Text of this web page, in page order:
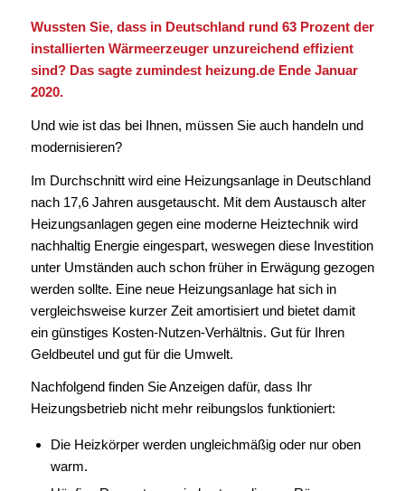
Wussten Sie, dass in Deutschland rund 63 Prozent der
installierten Wärmeerzeuger unzureichend effizient
sind? Das sagte zumindest heizung.de Ende Januar
2020.
Und wie ist das bei Ihnen, müssen Sie auch handeln und
modernisieren?
Im Durchschnitt wird eine Heizungsanlage in Deutschland
nach 17,6 Jahren ausgetauscht. Mit dem Austausch alter
Heizungsanlagen gegen eine moderne Heiztechnik wird
nachhaltig Energie eingespart, weswegen diese Investition
unter Umständen auch schon früher in Erwägung gezogen
werden sollte. Eine neue Heizungsanlage hat sich in
vergleichsweise kurzer Zeit amortisiert und bietet damit
ein günstiges Kosten-Nutzen-Verhältnis. Gut für Ihren
Geldbeutel und gut für die Umwelt.
Nachfolgend finden Sie Anzeigen dafür, dass Ihr
Heizungsbetrieb nicht mehr reibungslos funktioniert:
Die Heizkörper werden ungleichmäßig oder nur oben
warm.